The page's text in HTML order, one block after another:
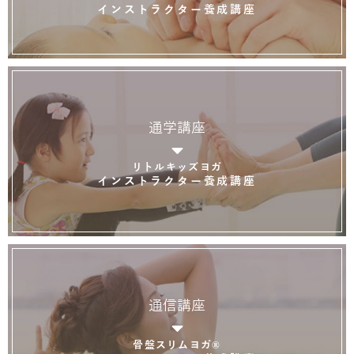
インストラクター養成講座
通学講座
リトルキッズヨガ
インストラクター養成講座
通信講座
骨盤スリムヨガ®